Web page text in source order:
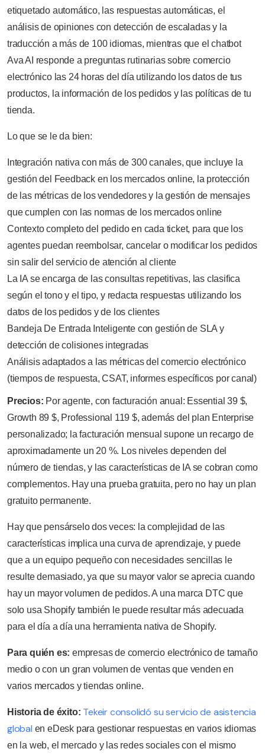
etiquetado automático, las respuestas automáticas, el
análisis de opiniones con detección de escaladas y la
traducción a más de 100 idiomas, mientras que el chatbot
Ava AI responde a preguntas rutinarias sobre comercio
electrónico las 24 horas del día utilizando los datos de tus
productos, la información de los pedidos y las políticas de tu
tienda.
Lo que se le da bien:
Integración nativa con más de 300 canales, que incluye la
gestión del Feedback en los mercados online, la protección
de las métricas de los vendedores y la gestión de mensajes
que cumplen con las normas de los mercados online
Contexto completo del pedido en cada ticket, para que los
agentes puedan reembolsar, cancelar o modificar los pedidos
sin salir del servicio de atención al cliente
La IA se encarga de las consultas repetitivas, las clasifica
según el tono y el tipo, y redacta respuestas utilizando los
datos de los pedidos y de los clientes
Bandeja De Entrada Inteligente con gestión de SLA y
detección de colisiones integradas
Análisis adaptados a las métricas del comercio electrónico
(tiempos de respuesta, CSAT, informes específicos por canal)
Precios: Por agente, con facturación anual: Essential 39 $,
Growth 89 $, Professional 119 $, además del plan Enterprise
personalizado; la facturación mensual supone un recargo de
aproximadamente un 20 %. Los niveles dependen del
número de tiendas, y las características de IA se cobran como
complementos. Hay una prueba gratuita, pero no hay un plan
gratuito permanente.
Hay que pensárselo dos veces: la complejidad de las
características implica una curva de aprendizaje, y puede
que a un equipo pequeño con necesidades sencillas le
resulte demasiado, ya que su mayor valor se aprecia cuando
hay un mayor volumen de pedidos. A una marca DTC que
solo usa Shopify también le puede resultar más adecuada
para el día a día una herramienta nativa de Shopify.
Para quién es: empresas de comercio electrónico de tamaño
medio o con un gran volumen de ventas que venden en
varios mercados y tiendas online.
Historia de éxito: Tekeir consolidó su servicio de asistencia
global en eDesk para gestionar respuestas en varios idiomas
en la web, el mercado y las redes sociales con el mismo